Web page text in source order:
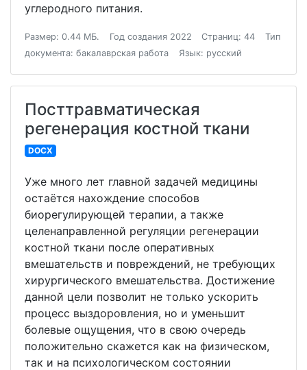
углеродного питания.
Размер: 0.44 МБ. Год создания 2022 Страниц: 44
Тип
документа: бакалаврская работа
Язык: русский
Посттравматическая
регенерация костной ткани
DOCX
Уже много лет главной задачей медицины
остаётся нахождение способов
биорегулирующей терапии, а также
целенаправленной регуляции регенерации
костной ткани после оперативных
вмешательств и повреждений, не требующих
хирургического вмешательства. Достижение
данной цели позволит не только ускорить
процесс выздоровления, но и уменьшит
болевые ощущения, что в свою очередь
положительно скажется как на физическом,
так и на психологическом состоянии